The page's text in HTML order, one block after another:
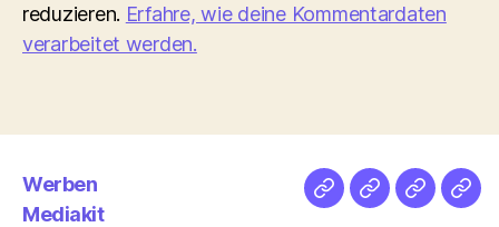
reduzieren. Erfahre, wie deine Kommentardaten
verarbeitet werden.
Werben
Mediakit
NetzMedien